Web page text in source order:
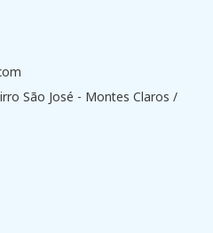
São José - Montes Claros /